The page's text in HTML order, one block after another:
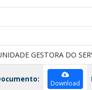
GESTORA DO
Download